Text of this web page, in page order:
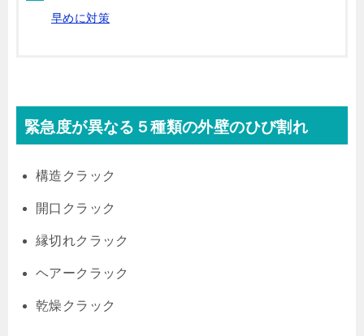
早めに対策
緊急度が異なる５種類の外壁のひび割れ
構造クラック
開口クラック
縁切れクラック
ヘアークラック
乾燥クラック